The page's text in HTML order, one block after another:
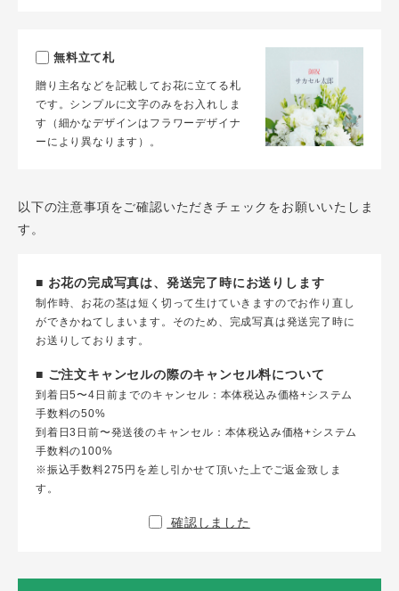
無料立て札
贈り主名などを記載してお花に立てる札
です。シンプルに文字のみをお入れしま
す（細かなデザインはフラワーデザイナ
ーにより異なります）。
以下の注意事項をご確認いただきチェックをお願いいたしま
す。
■ お花の完成写真は、発送完了時にお送りします
制作時、お花の茎は短く切って生けていきますのでお作り直し
ができかねてしまいます。そのため、完成写真は発送完了時に
お送りしております。
■ ご注文キャンセルの際のキャンセル料について
到着日5〜4日前までのキャンセル：本体税込み価格+システム
手数料の50%
到着日3日前〜発送後のキャンセル：本体税込み価格+システム
手数料の100%
※振込手数料275円を差し引かせて頂いた上でご返金致しま
す。
確認しました